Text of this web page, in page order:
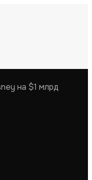
на $1 млрд